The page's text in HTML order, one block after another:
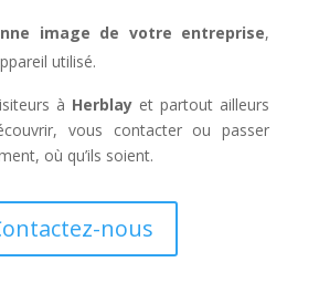
image de votre entreprise,
utilisé.
à Herblay et partout ailleurs
vous contacter ou passer
où qu’ils soient.
nous